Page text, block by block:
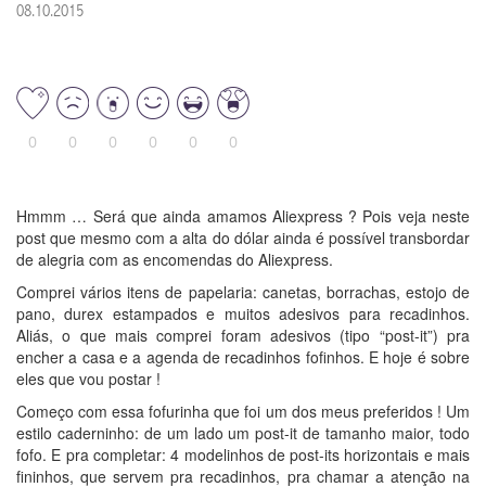
08.10.2015
0 0 0 0 0 0
Hmmm … Será que ainda amamos Aliexpress ? Pois veja neste
post que mesmo com a alta do dólar ainda é possível transbordar
de alegria com as encomendas do Aliexpress.
Comprei vários itens de papelaria: canetas, borrachas, estojo de
pano, durex estampados e muitos adesivos para recadinhos.
Aliás, o que mais comprei foram adesivos (tipo “post-it”) pra
encher a casa e a agenda de recadinhos fofinhos. E hoje é sobre
eles que vou postar !
Começo com essa fofurinha que foi um dos meus preferidos ! Um
estilo caderninho: de um lado um post-it de tamanho maior, todo
fofo. E pra completar: 4 modelinhos de post-its horizontais e mais
fininhos, que servem pra recadinhos, pra chamar a atenção na